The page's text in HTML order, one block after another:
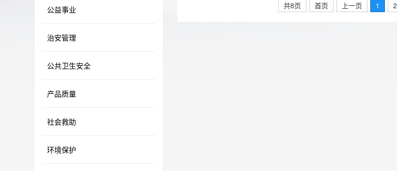
公益事业
治安管理
公共卫生安全
产品质量
社会救助
环境保护
共8页 首页 上一页 1 2